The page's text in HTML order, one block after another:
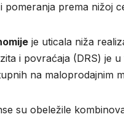
pomeranja prema nižoj
je uticala niža
i povraćaja (DRS) je
na maloprodajnim
su obeležile